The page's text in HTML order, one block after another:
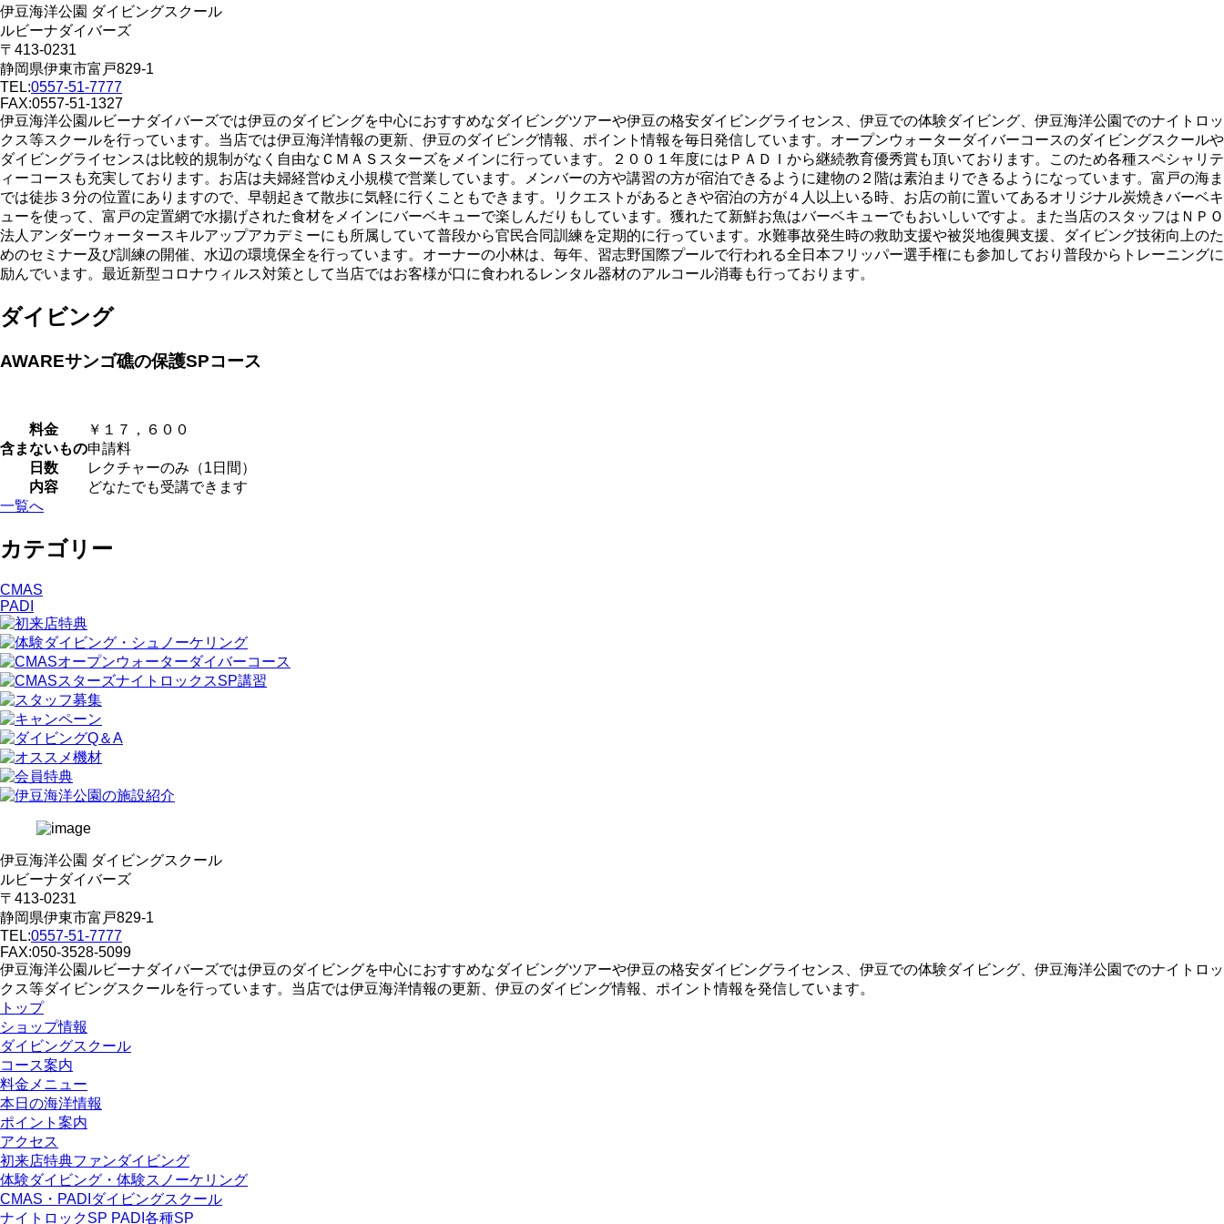
伊豆海洋公園 ダイビングスクール
ルビーナダイバーズ
〒413-0231
静岡県伊東市富戸829-1
TEL:0557-51-7777
FAX:0557-51-1327
伊豆海洋公園ルビーナダイバーズでは伊豆のダイビングを中心におすすめなダイビングツアーや伊豆の格安ダイビングライセンス、伊豆での体験ダイビング、伊豆海洋公園でのナイトロッ
クス等スクールを行っています。当店では伊豆海洋情報の更新、伊豆のダイビング情報、ポイント情報を毎日発信しています。オープンウォーターダイバーコースのダイビングスクールや
ダイビングライセンスは比較的規制がなく自由なＣＭＡＳスターズをメインに行っています。２００１年度にはＰＡＤＩから継続教育優秀賞も頂いております。このため各種スペシャリテ
ィーコースも充実しております。お店は夫婦経営ゆえ小規模で営業しています。メンバーの方や講習の方が宿泊できるように建物の２階は素泊まりできるようになっています。富戸の海ま
では徒歩３分の位置にありますので、早朝起きて散歩に気軽に行くこともできます。リクエストがあるときや宿泊の方が４人以上いる時、お店の前に置いてあるオリジナル炭焼きバーベキ
ューを使って、富戸の定置網で水揚げされた食材をメインにバーベキューで楽しんだりもしています。獲れたて新鮮お魚はバーベキューでもおいしいですよ。また当店のスタッフはＮＰＯ
法人アンダーウォータースキルアップアカデミーにも所属していて普段から官民合同訓練を定期的に行っています。水難事故発生時の救助支援や被災地復興支援、ダイビング技術向上のた
めのセミナー及び訓練の開催、水辺の環境保全を行っています。オーナーの小林は、毎年、習志野国際プールで行われる全日本フリッパー選手権にも参加しており普段からトレーニングに
励んでいます。最近新型コロナウィルス対策として当店ではお客様が口に食われるレンタル器材のアルコール消毒も行っております。
ダイビング
AWAREサンゴ礁の保護SPコース
料金
￥１７，６００
含まないもの申請料
日数
レクチャーのみ（1日間）
内容
どなたでも受講できます
一覧へ
カテゴリー
CMAS
PADI
伊豆海洋公園 ダイビングスクール
ルビーナダイバーズ
〒413-0231
静岡県伊東市富戸829-1
TEL:0557-51-7777
FAX:050-3528-5099
伊豆海洋公園ルビーナダイバーズでは伊豆のダイビングを中心におすすめなダイビングツアーや伊豆の格安ダイビングライセンス、伊豆での体験ダイビング、伊豆海洋公園でのナイトロッ
クス等ダイビングスクールを行っています。当店では伊豆海洋情報の更新、伊豆のダイビング情報、ポイント情報を発信しています。
トップ
ショップ情報
ダイビングスクール
コース案内
料金メニュー
本日の海洋情報
ポイント案内
アクセス
初来店特典ファンダイビング
体験ダイビング・体験スノーケリング
CMAS・PADIダイビングスクール
ナイトロックSP PADI各種SP